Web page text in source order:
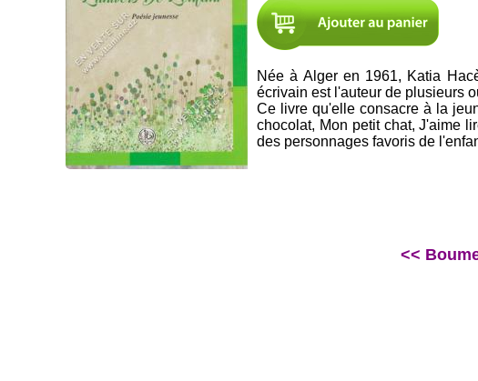
Née à Alger en 1961, Katia
écrivain est l'auteur de plusieurs
Ce livre qu'elle consacre à la
chocolat, Mon petit chat, J'aime
des personnages favoris de
<<